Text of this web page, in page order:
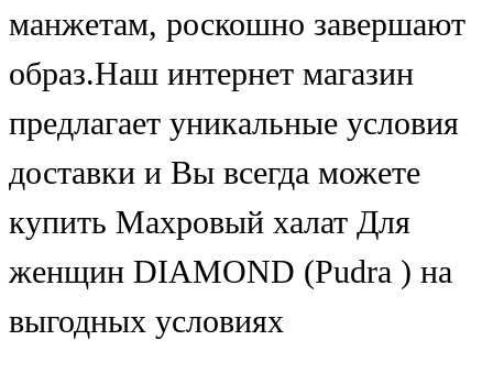
манжетам, роскошно завершают
образ.Наш интернет магазин
предлагает уникальные условия
доставки и Вы всегда можете
купить Махровый халат Для
женщин DIAMOND (Pudra ) на
выгодных условиях